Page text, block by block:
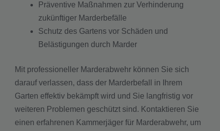
Präventive Maßnahmen zur Verhinderung
zukünftiger Marderbefälle
Schutz des Gartens vor Schäden und
Belästigungen durch Marder
Mit professioneller Marderabwehr können Sie sich
darauf verlassen, dass der Marderbefall in Ihrem
Garten effektiv bekämpft wird und Sie langfristig vor
weiteren Problemen geschützt sind. Kontaktieren Sie
einen erfahrenen Kammerjäger für Marderabwehr, um